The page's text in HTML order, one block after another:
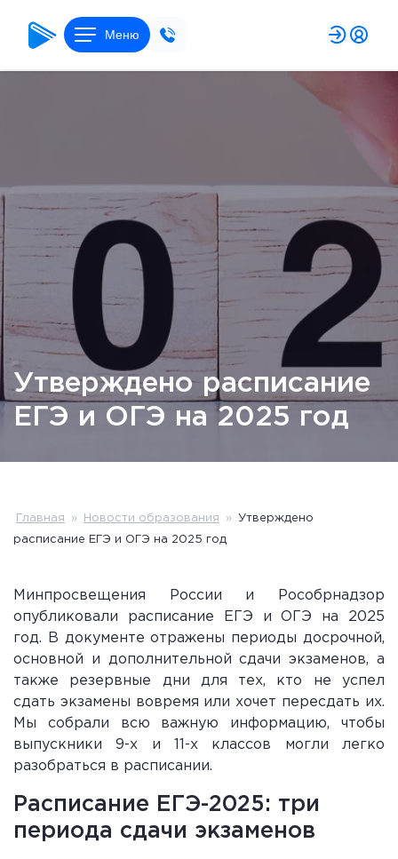
Меню
Утверждено расписание
ЕГЭ и ОГЭ на 2025 год
Главная » Новости образования » Утверждено
расписание ЕГЭ и ОГЭ на 2025 год
Минпросвещения России и Рособрнадзор
опубликовали расписание ЕГЭ и ОГЭ на 2025
год. В документе отражены периоды досрочной,
основной и дополнительной сдачи экзаменов, а
также резервные дни для тех, кто не успел
сдать экзамены вовремя или хочет пересдать их.
Мы собрали всю важную информацию, чтобы
выпускники 9-х и 11-х классов могли легко
разобраться в расписании.
Расписание ЕГЭ-2025: три
периода сдачи экзаменов